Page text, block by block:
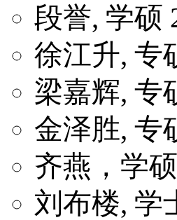
段誉, 学硕
徐江升, 专
梁嘉辉, 专
金泽胜, 专
齐燕，学
刘布楼, 学